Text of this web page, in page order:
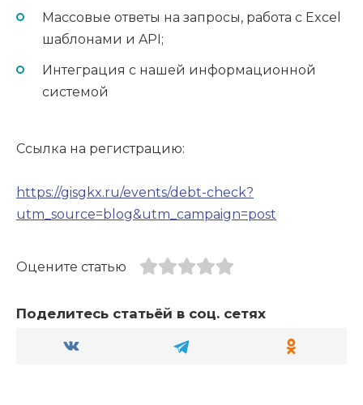
Массовые ответы на запросы, работа с Excel
шаблонами и API;
Интеграция с нашей информационной
системой
Ссылка на регистрацию:
https://gisgkx.ru/events/debt-check?
utm_source=blog&utm_campaign=post
Оцените статью
Поделитесь статьёй в соц. сетях